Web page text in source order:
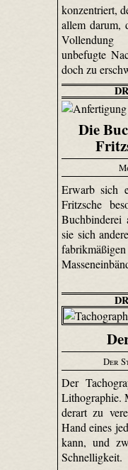
konzentriert,
allem darum,
unbefugte
doch zu
Die
Erwarb sich
Fritzsche
Buchbinderei
sie sich
Der
Der
Lithographie.
derart zu
Hand eines
kann, und
Schnelligkeit.